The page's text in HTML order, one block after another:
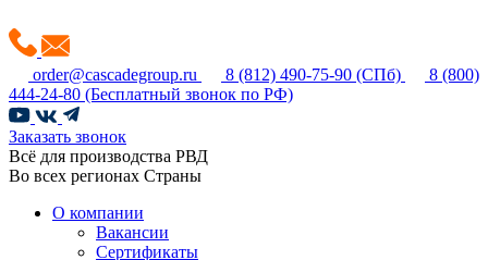
order@cascadegroup.ru 8 (812) 490-75-90 (СПб)
8 (800)
444-24-80 (Бесплатный звонок по РФ)
Заказать звонок
Всё для производства РВД
Во всех регионах Страны
О компании
Вакансии
Сертификаты